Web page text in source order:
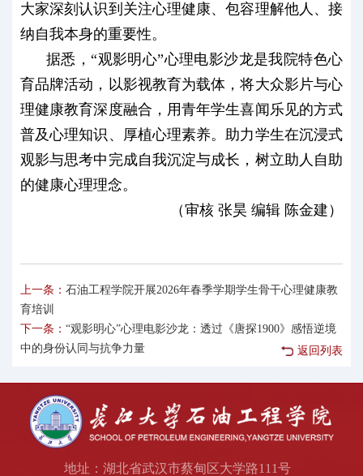
大家深刻认识到关注心理健康、包容理解他人、接
纳自我本身的重要性。
据悉，“观影明心”心理电影沙龙是我院特色心
育品牌活动，以影视教育为载体，将大众影片与心
理健康教育深度融合，用青年学生喜闻乐见的方式
普及心理知识、厚植心理素养。助力学生在沉浸式
观影与思考中完成自我沉淀与成长，树立助人自助
的健康心理理念。
（审核 张昊 编辑 陈金建）
上一条： 石油工程学院开展2026年春季学期学生骨干心理健康教
育培训
下一条： “观影明心”心理电影沙龙：透过《唐探1900》感悟逆境
中的身份认同与抗争力量
返回列表
地址：湖北省武汉市蔡甸区大学路111号